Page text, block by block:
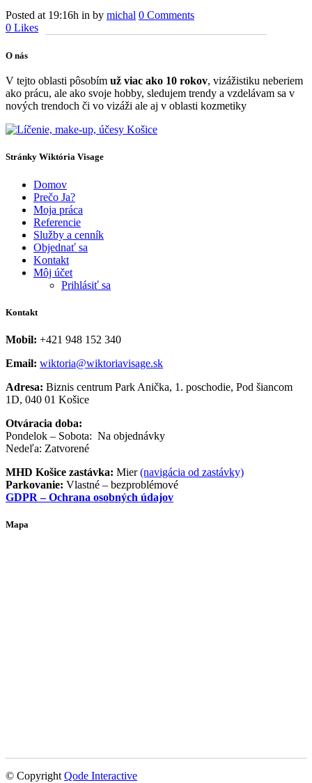
Posted at 19:16h in by michal 0 Comments
0 Likes
O nás
V tejto oblasti pôsobím už viac ako 10 rokov, vizážistiku neberiem
ako prácu, ale ako svoje hobby, sledujem trendy a vzdelávam sa v
nových trendoch či vo vizáži ale aj v oblasti kozmetiky
Stránky Wiktória Visage
Domov
Prečo Ja?
Moja práca
Referencie
Služby a cenník
Objednať sa
Kontakt
Môj účet
Prihlásiť sa
Kontakt
Mobil: +421 948 152 340
Email: wiktoria@wiktoriavisage.sk
Adresa: Biznis centrum Park Anička, 1. poschodie, Pod šiancom
1D, 040 01 Košice
Otváracia doba:
Pondelok – Sobota: Na objednávky
Nedeľa: Zatvorené
MHD Košice zastávka: Mier(navigácia od zastávky)
Parkovanie: Vlastné – bezproblémové
GDPR – Ochrana osobných údajov
Mapa
© Copyright Qode Interactive